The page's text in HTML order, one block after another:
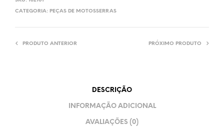
CATEGORIA: PEÇAS DE MOTOSSERRAS
PRODUTO ANTERIOR PRÓXIMO PRODUTO
DESCRIÇÃO
INFORMAÇÃO ADICIONAL
AVALIAÇÕES (0)